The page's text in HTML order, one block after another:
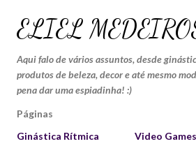
Pular para o conteúdo
ELIEL
Aqui falo de vários assuntos, desde
produtos de beleza, decor e até mesmo
pena dar uma espiadinha! :)
Páginas
Ginástica Rítmica
Video Games